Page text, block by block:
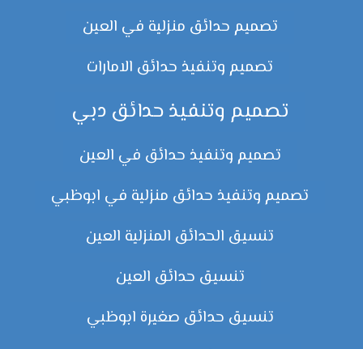
تصميم حدائق منزلية في العين
تصميم وتنفيذ حدائق الامارات
تصميم وتنفيذ حدائق دبي
تصميم وتنفيذ حدائق في العين
تصميم وتنفيذ حدائق منزلية في ابوظبي
تنسيق الحدائق المنزلية العين
تنسيق حدائق العين
تنسيق حدائق صغيرة ابوظبي